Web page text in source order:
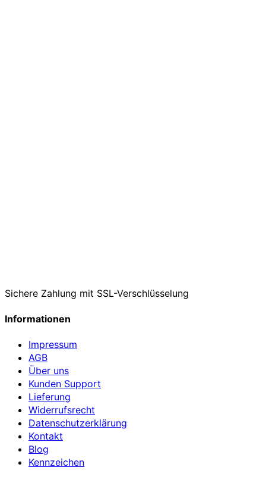
Sichere Zahlung mit SSL-Verschlüsselung
Informationen
Impressum
AGB
Über uns
Kunden Support
Lieferung
Widerrufsrecht
Datenschutzerklärung
Kontakt
Blog
Kennzeichen